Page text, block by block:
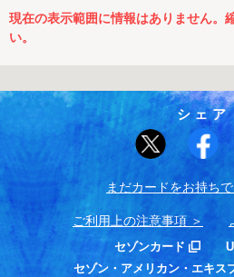
現在の表示範囲に情報はありません。
い。
シェア
まだカードをお持ち
ご利用上の注意事項
セゾンカード
セゾン・アメリカン・エキス